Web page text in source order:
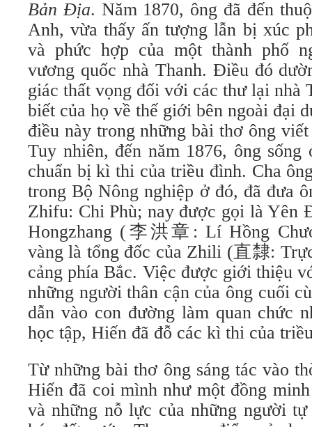
Bản Địa. Năm 1870, ông đã đến
Anh, vừa thấy ấn tượng lẫn bị xúc
và phức hợp của một thành phố
vương quốc nhà Thanh. Điều đó
giác thất vọng đối với các thư lại nhà
biết của họ về thế giới bên ngoài đại
điều này trong những bài thơ ông
Tuy nhiên, đến năm 1876, ông
chuẩn bị kì thi của triều đình. Cha
trong Bộ Nông nghiệp ở đó, đã đưa
Zhifu: Chi Phù; nay được gọi là Yên
Hongzhang (李洪章: Lí Hồng
vàng là tổng đốc của Zhili (直隸:
cảng phía Bắc. Việc được giới thiệu
những người thân cận của ông cuối
dẫn vào con đường làm quan chức
học tập, Hiến đã đỗ các kì thi của
Từ những bài thơ ông sáng tác vào
Hiến đã coi mình như một đồng
và những nỗ lực của những người